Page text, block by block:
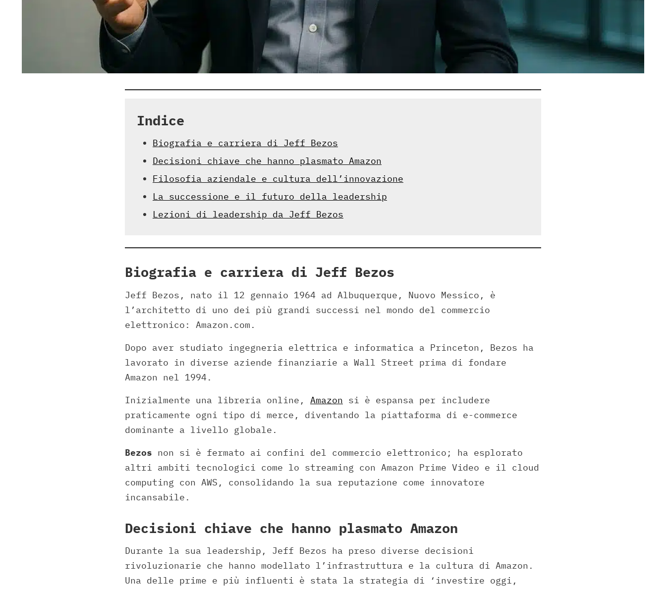
Indice
Biografia e carriera di Jeff Bezos
Decisioni chiave che hanno plasmato Amazon
Filosofia aziendale e cultura dell’innovazione
La successione e il futuro della leadership
Lezioni di leadership da Jeff Bezos
Biografia e carriera di Jeff Bezos
Jeff Bezos, nato il 12 gennaio 1964 ad Albuquerque, Nuovo Messico, è
l’architetto di uno dei più grandi successi nel mondo del commercio
elettronico: Amazon.com.
Dopo aver studiato ingegneria elettrica e informatica a Princeton, Bezos ha
lavorato in diverse aziende finanziarie a Wall Street prima di fondare
Amazon nel 1994.
Inizialmente una libreria online, Amazon si è espansa per includere
praticamente ogni tipo di merce, diventando la piattaforma di e-commerce
dominante a livello globale.
Bezos non si è fermato ai confini del commercio elettronico; ha esplorato
altri ambiti tecnologici come lo streaming con Amazon Prime Video e il cloud
computing con AWS, consolidando la sua reputazione come innovatore
incansabile.
Decisioni chiave che hanno plasmato Amazon
Durante la sua leadership, Jeff Bezos ha preso diverse decisioni
rivoluzionarie che hanno modellato l’infrastruttura e la cultura di Amazon.
Una delle prime e più influenti è stata la strategia di ‘investire oggi,